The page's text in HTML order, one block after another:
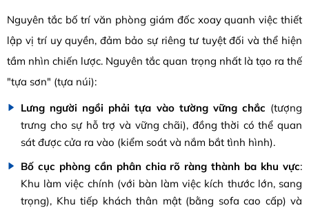
Nguyên tắc bố trí văn phòng giám đốc xoay quanh việc thiết
lập vị trí uy quyền, đảm bảo sự riêng tư tuyệt đối và thể hiện
tầm nhìn chiến lược. Nguyên tắc quan trọng nhất là tạo ra thế
"tựa sơn" (tựa núi):
Lưng người ngồi phải tựa vào tường vững chắc (tượng
trưng cho sự hỗ trợ và vững chãi), đồng thời có thể quan
sát được cửa ra vào (kiểm soát và nắm bắt tình hình).
Bố cục phòng cần phân chia rõ ràng thành ba khu vực:
Khu làm việc chính (với bàn làm việc kích thước lớn, sang
trọng), Khu tiếp khách thân mật (bằng sofa cao cấp) và